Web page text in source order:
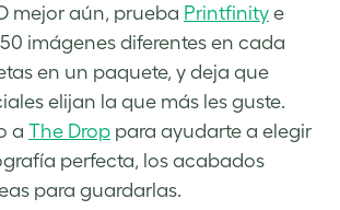
mejor aún, prueba Printfinity e
imágenes diferentes en cada
en un paquete, y deja que
elijan la que más les guste.
a The Drop para ayudarte a elegir
perfecta, los acabados
para guardarlas.